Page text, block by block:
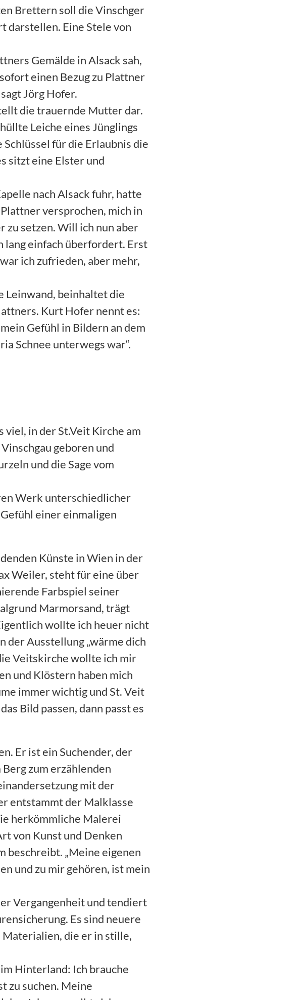
Brettern soll die Vinschger
darstellen. Eine Stele von
Gemälde in Alsack sah,
einen Bezug zu Plattner
Jörg Hofer.
die trauernde Mutter dar.
Leiche eines Jünglings
für die Erlaubnis die
sitzt eine Elster und
nach Alsack fuhr, hatte
versprochen, mich in
zu setzen. Will ich nun aber
lang einfach überfordert. Erst
ich zufrieden, aber mehr,
Leinwand, beinhaltet die
Kurt Hofer nennt es:
Gefühl in Bildern an dem
Schnee unterwegs war“.
viel, in der St.Veit Kirche am
geboren und
und die Sage vom
Werk unterschiedlicher
einer einmaligen
Künste in Wien in der
Weiler, steht für eine über
Farbspiel seiner
Marmorsand, trägt
wollte ich heuer nicht
der Ausstellung „wärme dich
Veitskirche wollte ich mir
und Klöstern haben mich
immer wichtig und St. Veit
Bild passen, dann passt es
Er ist ein Suchender, der
zum erzählenden
mit der
entstammt der Malklasse
herkömmliche Malerei
von Kunst und Denken
beschreibt. „Meine eigenen
und zu mir gehören, ist mein
Vergangenheit und tendiert
Es sind neuere
die er in stille,
Hinterland: Ich brauche
zu suchen. Meine